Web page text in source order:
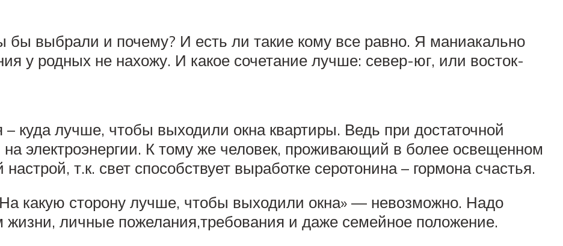
бы выбрали и почему? И есть ли такие кому все равно. Я маниакально
у родных не нахожу. И какое сочетание лучше: север-юг, или восток-
куда лучше, чтобы выходили окна квартиры. Ведь при достаточной
электроэнергии. К тому же человек, проживающий в более освещенном
т.к. свет способствует выработке серотонина – гормона счастья.
какую сторону лучше, чтобы выходили окна» — невозможно. Надо
личные пожелания,требования и даже семейное положение.